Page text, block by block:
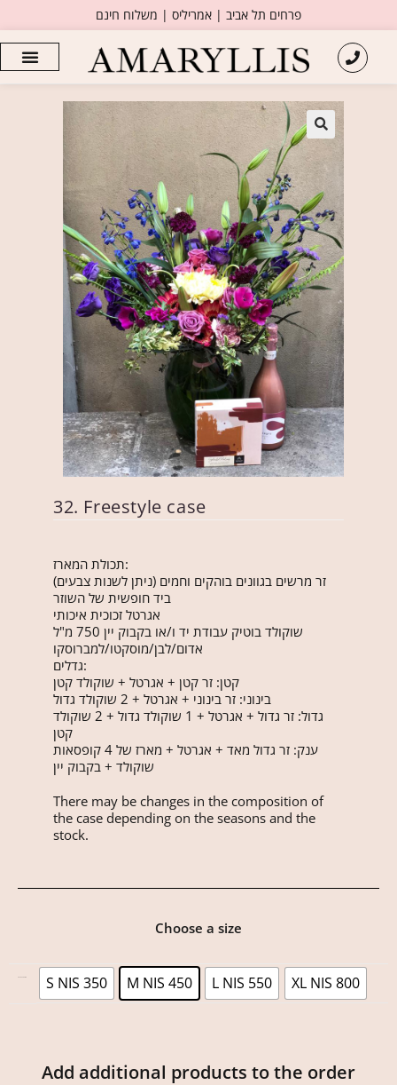
פרחים תל אביב | אמריליס | משלוח חינם
32. Freestyle case
תכולת המארז:
זר מרשים בגוונים בוהקים וחמים (ניתן לשנות צבעים)
ביד חופשית של השוזר
אגרטל זכוכית איכותי
שוקולד בוטיק עבודת יד ו/או בקבוק יין 750 מ"ל
אדום/לבן/מוסקטו/למברוסקו
גדלים:
קטן: זר קטן + אגרטל + שוקולד קטן
בינוני: זר בינוני + אגרטל + 2 שוקולד גדול
גדול: זר גדול + אגרטל + 1 שוקולד גדול + 2 שוקולד
קטן
ענק: זר גדול מאד + אגרטל + מארז של 4 קופסאות
שוקולד + בקבוק יין
There may be changes in the composition of
the case depending on the seasons and the
stock.
Choose a size
S NIS 350 M NIS 450 L NIS 550 XL NIS 800
Add additional products to the order